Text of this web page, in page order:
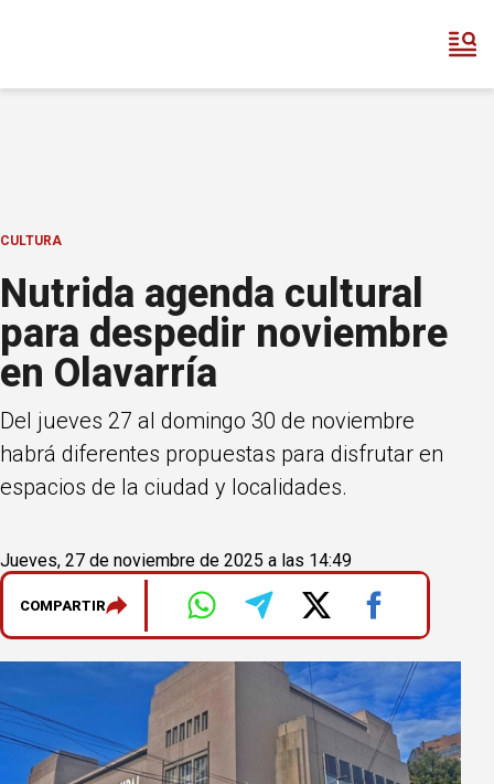
CULTURA
Nutrida agenda cultural
para despedir noviembre
en Olavarría
Del jueves 27 al domingo 30 de noviembre
habrá diferentes propuestas para disfrutar en
espacios de la ciudad y localidades.
Jueves, 27 de noviembre de 2025 a las 14:49
COMPARTIR